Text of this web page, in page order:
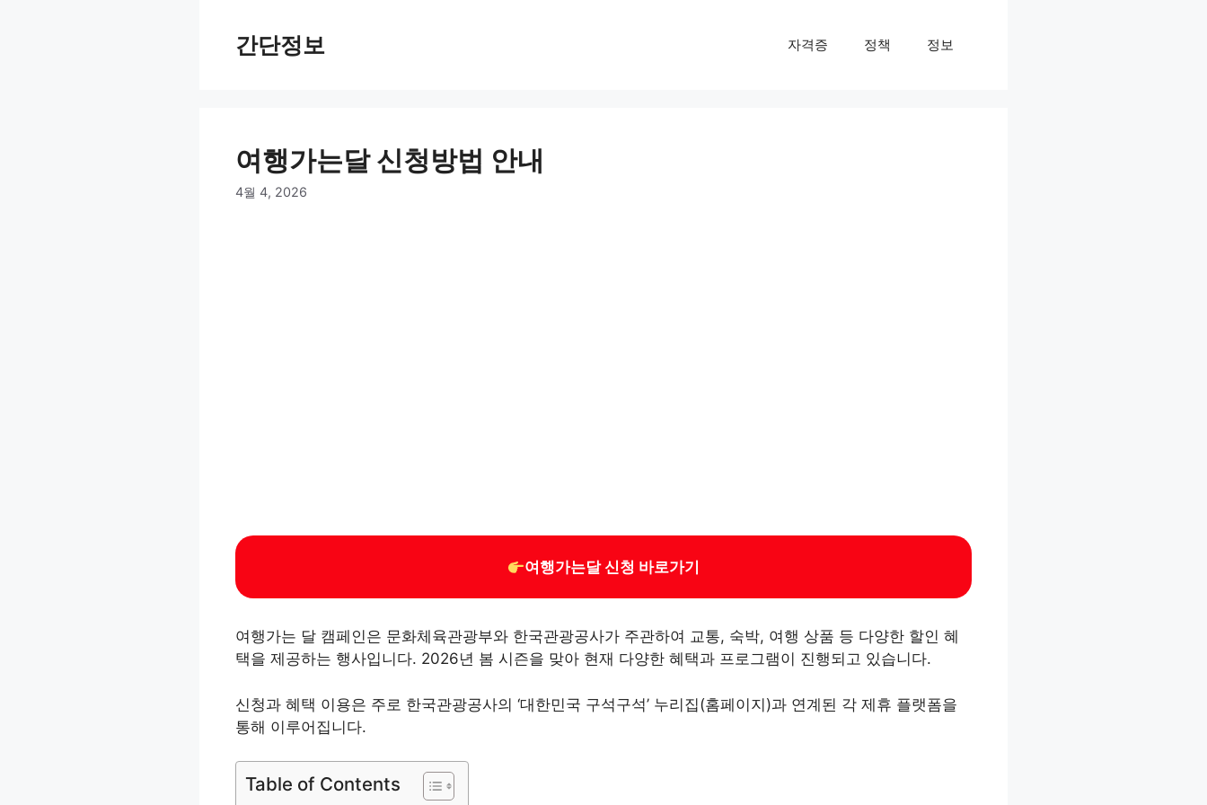
간단정보 자격증 정책 정보
여행가는달 신청방법 안내
4월 4, 2026
여행가는달 신청 바로가기
여행가는 달 캠페인은 문화체육관광부와 한국관광공사가 주관하여 교통, 숙박, 여행 상품 등 다양한 할인 혜
택을 제공하는 행사입니다. 2026년 봄 시즌을 맞아 현재 다양한 혜택과 프로그램이 진행되고 있습니다.
신청과 혜택 이용은 주로 한국관광공사의 ‘대한민국 구석구석’ 누리집(홈페이지)과 연계된 각 제휴 플랫폼을
통해 이루어집니다.
Table of Contents